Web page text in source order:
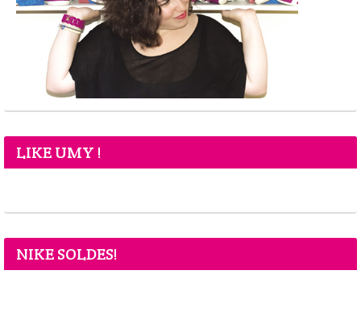
LIKE UMY !
NIKE SOLDES!